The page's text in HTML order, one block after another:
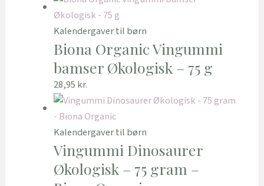
Kalendergaver til børn
Biona Organic Vingummi
bamser Økologisk – 75 g
28,95 kr.
Kalendergaver til børn
Vingummi Dinosaurer
Økologisk – 75 gram –